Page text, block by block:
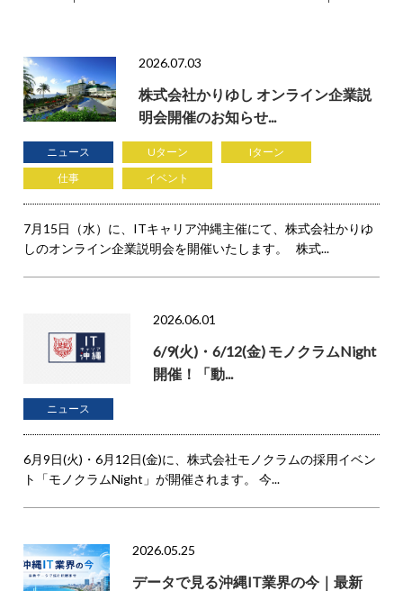
2026.07.03
株式会社かりゆし オンライン企業説
明会開催のお知らせ...
ニュース Uターン
Iターン
仕事
イベント
7月15日（水）に、ITキャリア沖縄主催にて、株式会社かりゆ
しのオンライン企業説明会を開催いたします。 株式...
2026.06.01
6/9(火)・6/12(金) モノクラムNight
開催！「動...
ニュース
6月9日(火)・6月12日(金)に、株式会社モノクラムの採用イベン
ト「モノクラムNight」が開催されます。 今...
2026.05.25
データで見る沖縄IT業界の今｜最新